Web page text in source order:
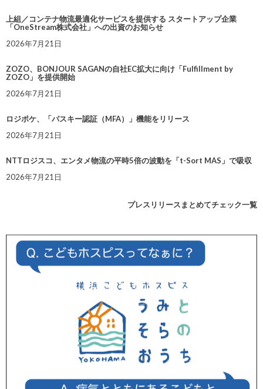
上組／コンテナ物流最適化サービスを提供する スタートアップ企業
「OneStream株式会社」への出資のお知らせ
2026年7月21日
ZOZO、BONJOUR SAGANの自社EC拡大に向け「Fulfillment by
ZOZO」を提供開始
2026年7月21日
ロジポケ、「パスキー認証（MFA）」機能をリリース
2026年7月21日
NTTロジスコ、エンタメ物流の平時5倍の波動を「t-Sort MAS」で吸収
2026年7月21日
プレスリリースまとめてチェック一覧